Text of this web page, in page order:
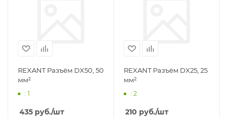
REXANT Разъём DX50, 50
мм²
: 1
435 руб./шт
REXANT Разъём DX25, 25
мм²
: 2
210 руб./шт